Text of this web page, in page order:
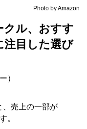
Photo by Amazon
クル、おすす
目した選び
）
売上の一部が
。